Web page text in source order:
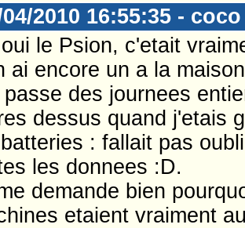
04/2010 16:55:35 -
le Psion, c'etait
ai encore un a la
des journees
dessus quand j'etais
batteries : fallait pas
les donnees :D.
demande bien
etaient vraiment